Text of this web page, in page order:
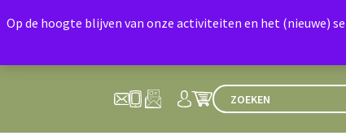
Op de hoogte blijven van onze activiteiten en het (nieuwe)